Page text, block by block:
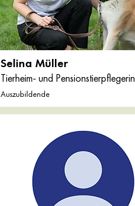
Selina Müller
Tierheim- und Pensionstierpflegerin
Auszubildende